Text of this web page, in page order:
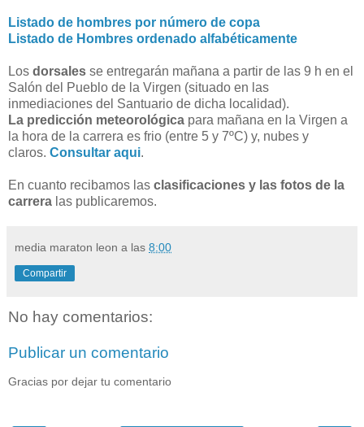
Listado de hombres por número de copa
Listado de Hombres ordenado alfabéticamente
Los dorsales se entregarán mañana a partir de las 9 h en el
Salón del Pueblo de la Virgen (situado en las
inmediaciones del Santuario de dicha localidad).
La predicción meteorológica para mañana en la Virgen a
la hora de la carrera es frio (entre 5 y 7ºC) y, nubes y
claros. Consultar aqui.
En cuanto recibamos las clasificaciones y las fotos de la
carrera las publicaremos.
media maraton leon a las 8:00
Compartir
No hay comentarios:
Publicar un comentario
Gracias por dejar tu comentario